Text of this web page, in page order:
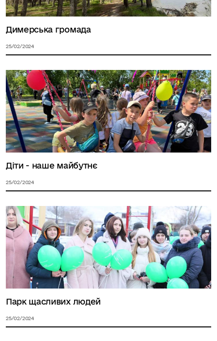
Димерська громада
25/02/2024
Діти - наше майбутнє
25/02/2024
Парк щасливих людей
25/02/2024